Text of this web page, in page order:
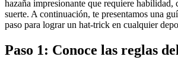
hazaña impresionante que requiere habilidad,
suerte. A continuación, te presentamos una
paso para lograr un hat-trick en cualquier
Paso 1: Conoce las reglas